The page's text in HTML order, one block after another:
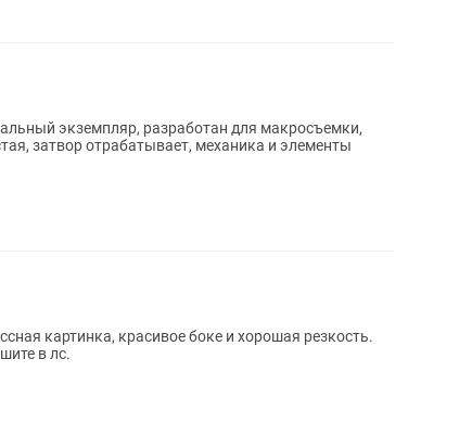
экземпляр, разработан для макросъемки,
затвор отрабатывает, механика и элементы
картинка, красивое боке и хорошая резкость.
в лс.